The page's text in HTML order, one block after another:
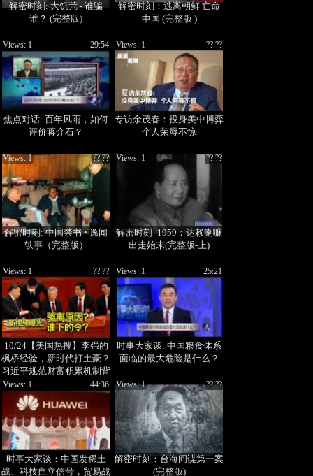
解密时刻: 大饥荒 - 谁骗
谁？ (完整版)
解密时刻：逃离朝鲜 亡命
中国 (完整版 )
焦点对话: 百年风雨，如何
评价蒋介石？
29:54
Views: 1
专访余茂春：投身美中博弈
个人荣辱不惊
??.??
Views: 1
解密时刻: 中国禁书 • 逸闻
轶事（完整版）
??.??
Views: 1
解密时刻 -1959：达赖喇嘛
出走始末(完整版-上)
??.??
Views: 1
10/24【美国热搜】李强的
枫桥经验，新时代打土豪？
习近平规范财富积累机制背
后的恐怖；新视频泄漏，解
析为什么胡锦涛被驱离会
场？是谁下的口令？即彭载
舟后，上海发生举横幅抗
议；
??.??
Views: 1
时事大家谈: 中国粮食体系
面临的最大危险是什么？
25:21
Views: 1
时事大家谈：中国发稀土
战、科技自立信号，贸易战
44:36
Views: 1
解密时刻：台海间谍第一案
(完整版)
??.??
Views: 1